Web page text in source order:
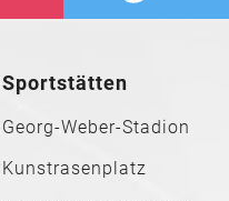
Sportstätten
Georg-Weber-Stadion
Kunstrasenplatz